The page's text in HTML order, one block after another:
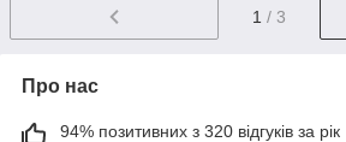
1 / 3
Про нас
94% позитивних з 320 відгуків за рік